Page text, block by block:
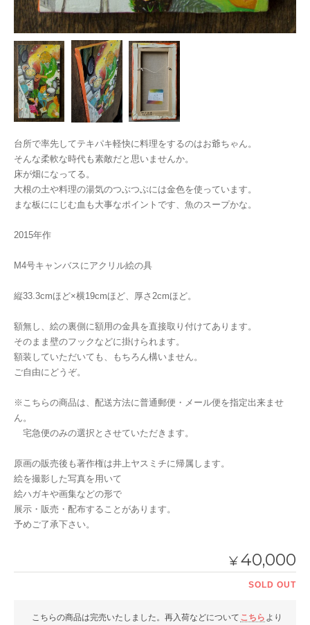
台所で率先してテキパキ軽快に料理をするのはお爺ちゃん。
そんな柔軟な時代も素敵だと思いませんか。
床が畑になってる。
大根の土や料理の湯気のつぶつぶには金色を使っています。
まな板ににじむ血も大事なポイントです、魚のスープかな。
2015年作
M4号キャンバスにアクリル絵の具
縦33.3cmほど×横19cmほど、厚さ2cmほど。
額無し、絵の裏側に額用の金具を直接取り付けてあります。
そのまま壁のフックなどに掛けられます。
額装していただいても、もちろん構いません。
ご自由にどうぞ。
※こちらの商品は、配送方法に普通郵便・メール便を指定出来ませ
ん。
宅急便のみの選択とさせていただきます。
原画の販売後も著作権は井上ヤスミチに帰属します。
絵を撮影した写真を用いて
絵ハガキや画集などの形で
展示・販売・配布することがあります。
予めご了承下さい。
¥40,000
SOLD OUT
こちらの商品は完売いたしました。再入荷などについて こちら より